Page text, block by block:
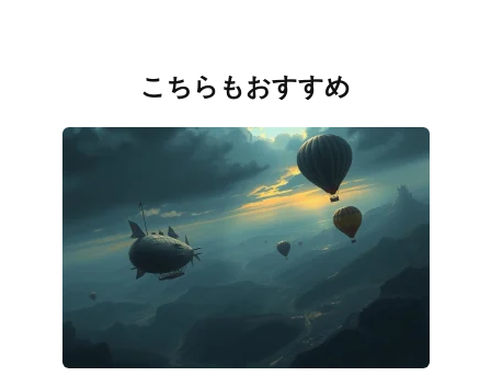
こちらもおすすめ